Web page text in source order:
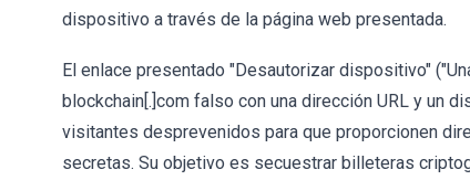
dispositivo a través de la página web presentada.
El enlace presentado "Desautorizar dispositivo"
blockchain[.]com falso con una dirección URL y un
visitantes desprevenidos para que proporcionen
secretas. Su objetivo es secuestrar billeteras